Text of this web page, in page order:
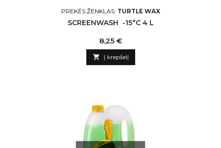
PREKĖS ŽENKLAS: TURTLE WAX
SCREENWASH -15°C 4 L
Kaina
8,25 €
 Į krepšelį